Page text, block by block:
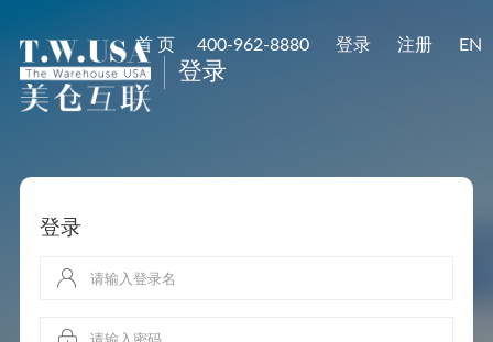
首 页 400-962-8880 登录 注册 EN
登录
登录